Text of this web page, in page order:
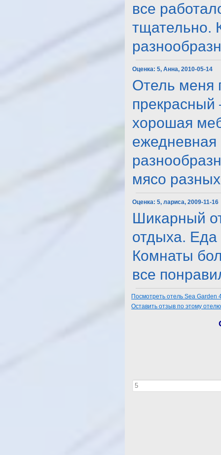
все
тщательно.
Оценка:5, Анна, 2010-05-14
Отель меня
прекрасный
хорошая
ежедневная
мясо
Оценка:5, лариса, 2009-11-16
Шикарный
отдыха. Еда
Комнаты
все
Посмотреть отель Sea Garden
Оставить отзыв по этому отелю